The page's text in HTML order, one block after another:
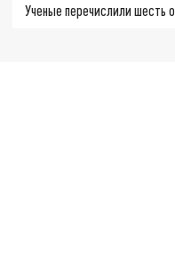
Ученые перечислили шесть